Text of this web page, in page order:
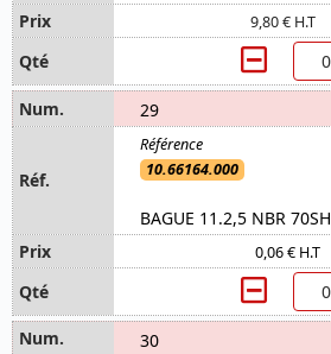
9,80 € H.T
29
10.66164.000
BAGUE 11.2,5 NBR 70SH
0,06 € H.T
30